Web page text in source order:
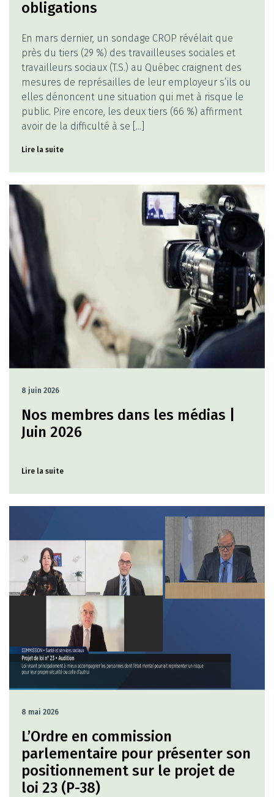
obligations
En mars dernier, un sondage CROP révélait que
près du tiers (29 %) des travailleuses sociales et
travailleurs sociaux (T.S.) au Québec craignent des
mesures de représailles de leur employeur s’ils ou
elles dénoncent une situation qui met à risque le
public. Pire encore, les deux tiers (66 %) affirment
avoir de la difficulté à se [...]
Lire la suite
8 juin 2026
Nos membres dans les médias |
Juin 2026
Lire la suite
8 mai 2026
L’Ordre en commission
parlementaire pour présenter son
positionnement sur le projet de
loi 23 (P-38)